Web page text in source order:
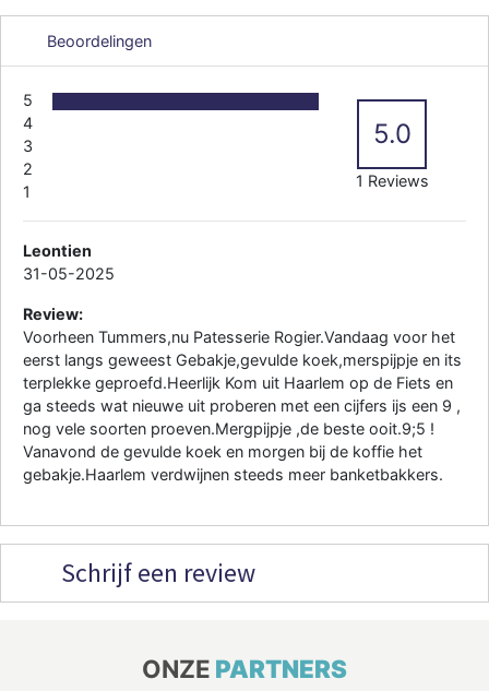
Beoordelingen
5
4
3
2
1
5.0
1 Reviews
Leontien
31-05-2025
Review:
Voorheen Tummers,nu Patesserie Rogier.Vandaag voor het
eerst langs geweest Gebakje,gevulde koek,merspijpje en its
terplekke geproefd.Heerlijk Kom uit Haarlem op de Fiets en
ga steeds wat nieuwe uit proberen met een cijfers ijs een 9 ,
nog vele soorten proeven.Mergpijpje ,de beste ooit.9;5 !
Vanavond de gevulde koek en morgen bij de koffie het
gebakje.Haarlem verdwijnen steeds meer banketbakkers.
Schrijf een review
ONZE PARTNERS